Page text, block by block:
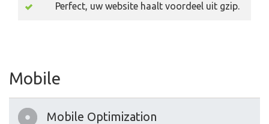
Perfect, uw website haalt voordeel uit gzip.
Mobile
Mobile Optimization